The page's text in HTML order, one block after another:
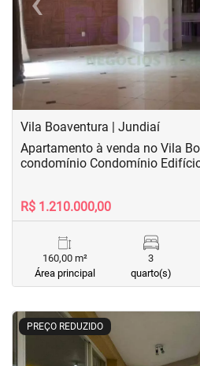
Previous
Vila Boaventura | Jundiaí
Apartamento à venda no Vila
condomínio Condomínio
R$ 1.210.000,00
160,00 m²
Área principal
3
quarto(s)
PREÇO REDUZIDO
< <<<